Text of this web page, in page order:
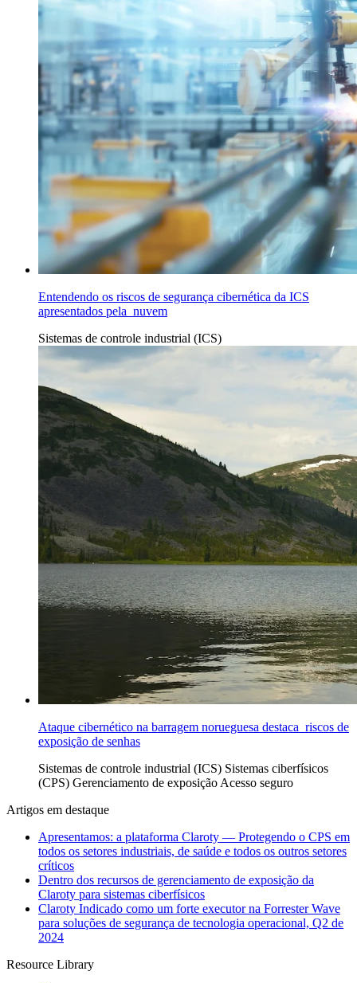
Entendendo os riscos de segurança cibernética da ICS
apresentados pela nuvem
Sistemas de controle industrial (ICS)
Ataque cibernético na barragem norueguesa destaca riscos de
exposição de senhas
Sistemas de controle industrial (ICS) Sistemas ciberfísicos
(CPS) Gerenciamento de exposição Acesso seguro
Artigos em destaque
Apresentamos: a plataforma Claroty — Protegendo o CPS em
todos os setores industriais, de saúde e todos os outros setores
críticos
Dentro dos recursos de gerenciamento de exposição da
Claroty para sistemas ciberfísicos
Claroty Indicado como um forte executor na Forrester Wave
para soluções de segurança de tecnologia operacional, Q2 de
2024
Resource Library